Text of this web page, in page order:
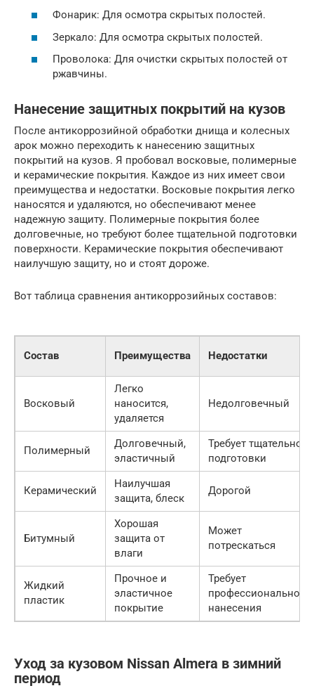
Фонарик: Для осмотра скрытых полостей.
Зеркало: Для осмотра скрытых полостей.
Проволока: Для очистки скрытых полостей от
ржавчины.
Нанесение защитных покрытий на кузов
После антикоррозийной обработки днища и колесных
арок можно переходить к нанесению защитных
покрытий на кузов. Я пробовал восковые, полимерные
и керамические покрытия. Каждое из них имеет свои
преимущества и недостатки. Восковые покрытия легко
наносятся и удаляются, но обеспечивают менее
надежную защиту. Полимерные покрытия более
долговечные, но требуют более тщательной подготовки
поверхности. Керамические покрытия обеспечивают
наилучшую защиту, но и стоят дороже.
Вот таблица сравнения антикоррозийных составов:
Состав Преимущества Недостатки
Восковый
Легко
наносится,
удаляется
Недолговечный
Полимерный
Долговечный,
эластичный
Требует тщательной
подготовки
Керамический
Наилучшая
защита, блеск
Дорогой
Битумный
Хорошая
защита от
влаги
Может
потрескаться
Жидкий
пластик
Прочное и
эластичное
покрытие
Требует
профессионального
нанесения
Уход за кузовом Nissan Almera в зимний
период